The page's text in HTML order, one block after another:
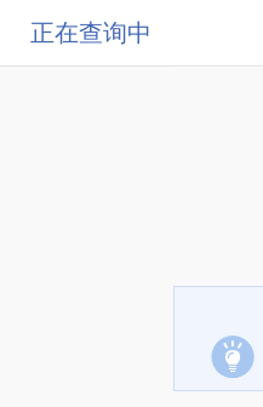
正在查询中